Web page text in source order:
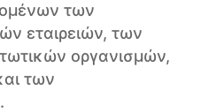
των
εταιρειών, των
οργανισμών,
των